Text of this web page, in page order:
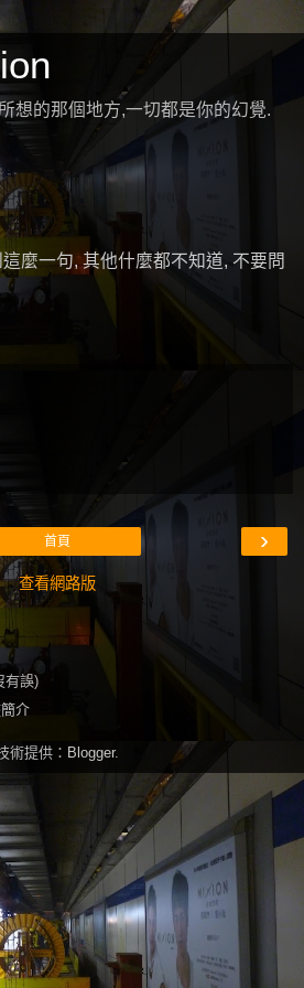
想的那個地方,一切都是你的幻覺.
麼一句, 其他什麼都不知道, 不要問
›
首頁
查看網路版
有誤)
介
術提供： Blogger.